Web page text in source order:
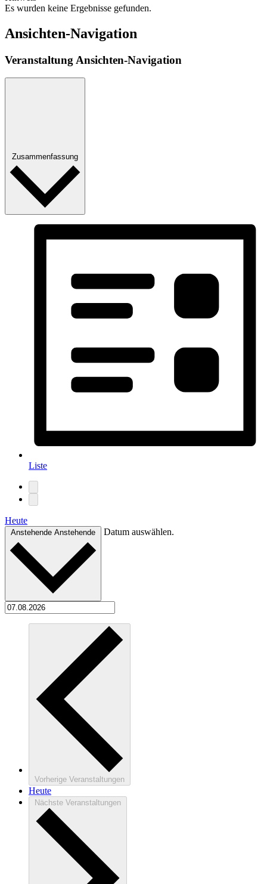
Es wurden keine Ergebnisse gefunden.
Ansichten-Navigation
Veranstaltung Ansichten-Navigation
Zusammenfassung
Liste
Heute
Anstehende Anstehende Datum auswählen.
Vorherige Veranstaltungen
Heute
Nächste Veranstaltungen